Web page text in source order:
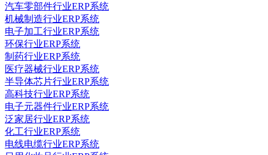
汽车零部件行业ERP系统
机械制造行业ERP系统
电子加工行业ERP系统
环保行业ERP系统
制药行业ERP系统
医疗器械行业ERP系统
半导体芯片行业ERP系统
高科技行业ERP系统
电子元器件行业ERP系统
泛家居行业ERP系统
化工行业ERP系统
电线电缆行业ERP系统